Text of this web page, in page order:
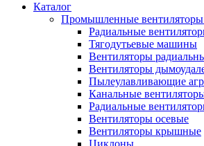
Каталог
Промышленные вентиляторы
Радиальные
Тягодутьевые машины
Вентиляторы
Вентиляторы
Пылеулавливающие
Канальные
Радиальные
Вентиляторы осевые
Вентиляторы крышные
Циклоны